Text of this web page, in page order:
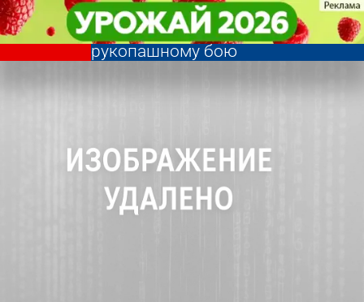
Пензячка взяла серебро на
чемпионате ФСИН России по
рукопашному бою
Спорт
Пензячка взяла серебро на
чемпионате ФСИН России по
рукопашному бою
Спорт
Другие новости
по теме
Погода и курсы
валют в Пензе